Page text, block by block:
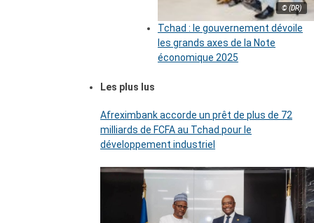
© (DR)
Tchad : le gouvernement dévoile
les grands axes de la Note
économique 2025
Les plus lus
Afreximbank accorde un prêt de plus de 72
milliards de FCFA au Tchad pour le
développement industriel